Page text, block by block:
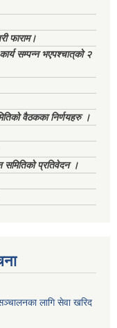
फाराम।
सम्पन्न भएपश्चात्‌को २
वैठकका निर्णयहरु ।
प्रतिवेदन ।
लागि सेवा खरिद